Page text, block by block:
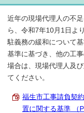
近年の現場代理人の不
ら、令和7年10月1日よ
駐義務の緩和について基
基準に基づき、他の工
場合は、現場代理人及
てください。
福生市工事請負契
置に関する基準 （